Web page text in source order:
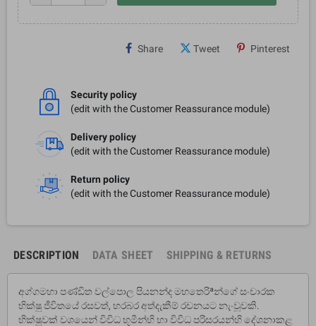
Share Tweet Pinterest
Security policy
(edit with the Customer Reassurance module)
Delivery policy
(edit with the Customer Reassurance module)
Return policy
(edit with the Customer Reassurance module)
DESCRIPTION DATA SHEET SHIPPING & RETURNS
අග්ගමහා පණ්ඩිත වල්පොල පියනන්ද මහතෙරිªන්ගේ සංචාරක
භික්ෂු ජීවිතයේ රසවත්, හරබර අත්දැකීම් රචනයට නැංවූවකි.
භික්ෂුවක් වශයෙන් විවිධ භූමීන්හි හා විවිධ පරිසරයන්හි දේශනාකළ